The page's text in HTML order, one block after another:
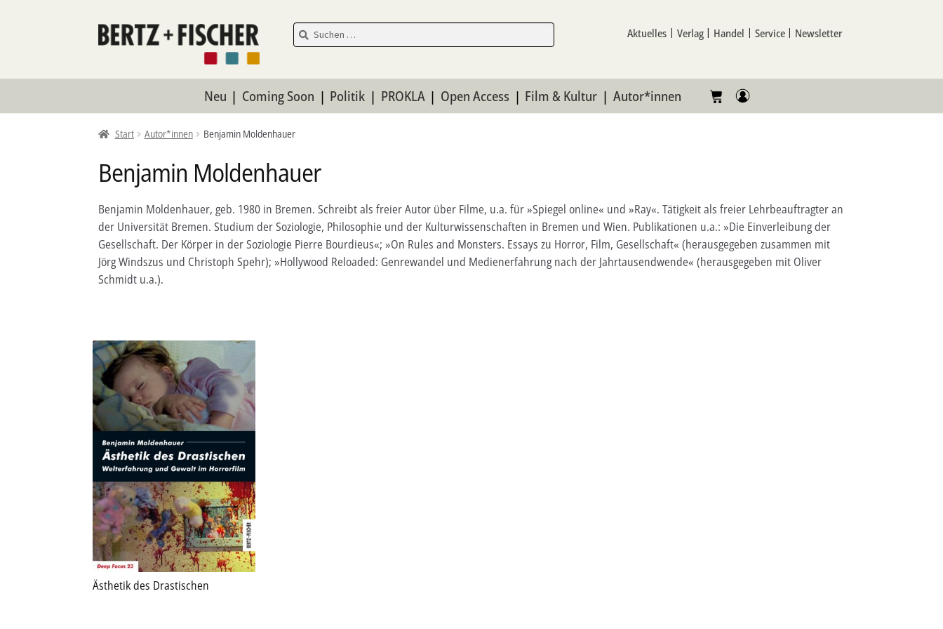
Zur
Navigation
Zum
Inhalt
Suchen
nach:
Suchen Aktuelles Verlag Handel Service Newsletter
Neu Coming Soon Politik PROKLA Open Access Film & Kultur Autor*innen
Start Autor*innen Benjamin Moldenhauer
Benjamin Moldenhauer
Benjamin Moldenhauer, geb. 1980 in Bremen. Schreibt als freier Autor über Filme, u.a. für »Spiegel online« und »Ray«. Tätigkeit als freier Lehrbeauftragter an
der Universität Bremen. Studium der Soziologie, Philosophie und der Kulturwissenschaften in Bremen und Wien. Publikationen u.a.: »Die Einverleibung der
Gesellschaft. Der Körper in der Soziologie Pierre Bourdieus«; »On Rules and Monsters. Essays zu Horror, Film, Gesellschaft« (herausgegeben zusammen mit
Jörg Windszus und Christoph Spehr); »Hollywood Reloaded: Genrewandel und Medienerfahrung nach der Jahrtausendwende« (herausgegeben mit Oliver
Schmidt u.a.).
Ästhetik des Drastischen